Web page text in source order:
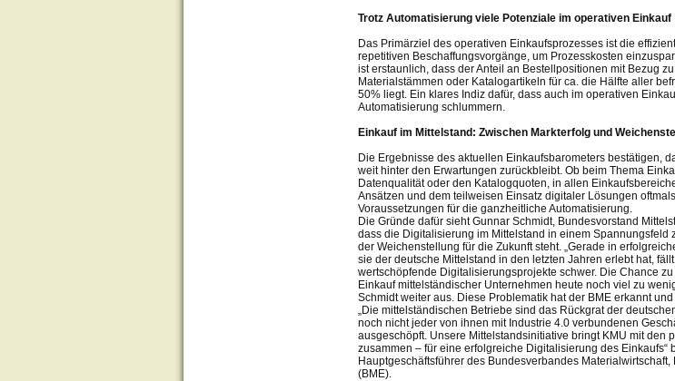
Trotz Automatisierung viele Potenziale im operativen Einkauf
Das Primärziel des operativen Einkaufsprozesses ist die
repetitiven Beschaffungsvorgänge, um Prozesskosten
ist erstaunlich, dass der Anteil an Bestellpositionen mit Bezug
Materialstämmen oder Katalogartikeln für ca. die Hälfte aller
50% liegt. Ein klares Indiz dafür, dass auch im operativen
Automatisierung schlummern.
Einkauf im Mittelstand: Zwischen Markterfolg und
Die Ergebnisse des aktuellen Einkaufsbarometers bestätigen,
weit hinter den Erwartungen zurückbleibt. Ob beim Thema
Datenqualität oder den Katalogquoten, in allen
Ansätzen und dem teilweisen Einsatz digitaler Lösungen
Voraussetzungen für die ganzheitliche Automatisierung.
Die Gründe dafür sieht Gunnar Schmidt, Bundesvorstand
dass die Digitalisierung im Mittelstand in einem Spannungsfeld
der Weichenstellung für die Zukunft steht. „Gerade in
sie der deutsche Mittelstand in den letzten Jahren erlebt hat,
wertschöpfende Digitalisierungsprojekte schwer. Die Chance
Einkauf mittelständischer Unternehmen heute noch viel zu
Schmidt weiter aus. Diese Problematik hat der BME erkannt
„Die mittelständischen Betriebe sind das Rückgrat der
noch nicht jeder von ihnen mit Industrie 4.0 verbundenen
ausgeschöpft. Unsere Mittelstandsinitiative bringt KMU mit den
zusammen – für eine erfolgreiche Digitalisierung des Einkaufs“
Hauptgeschäftsführer des Bundesverbandes Materialwirtschaft,
(BME).